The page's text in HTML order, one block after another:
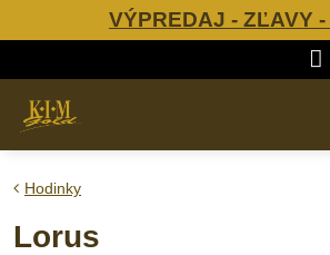
VÝPREDAJ - ZĽAVY
Hodinky
Lorus